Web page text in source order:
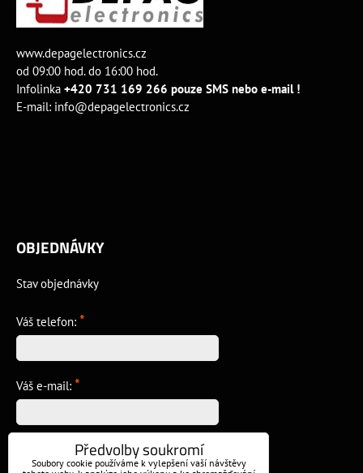
www.depagelectronics.cz
od 09:00 hod. do 16:00 hod.
Infolinka +420 731 169 266 pouze SMS nebo e-mail !
E-mail: info@depagelectronics.cz
OBJEDNÁVKY
Stav objednávky
Váš telefon: *
Váš e-mail: *
Předvolby soukromí
Soubory cookie používáme k vylepšení vaší návštěvy